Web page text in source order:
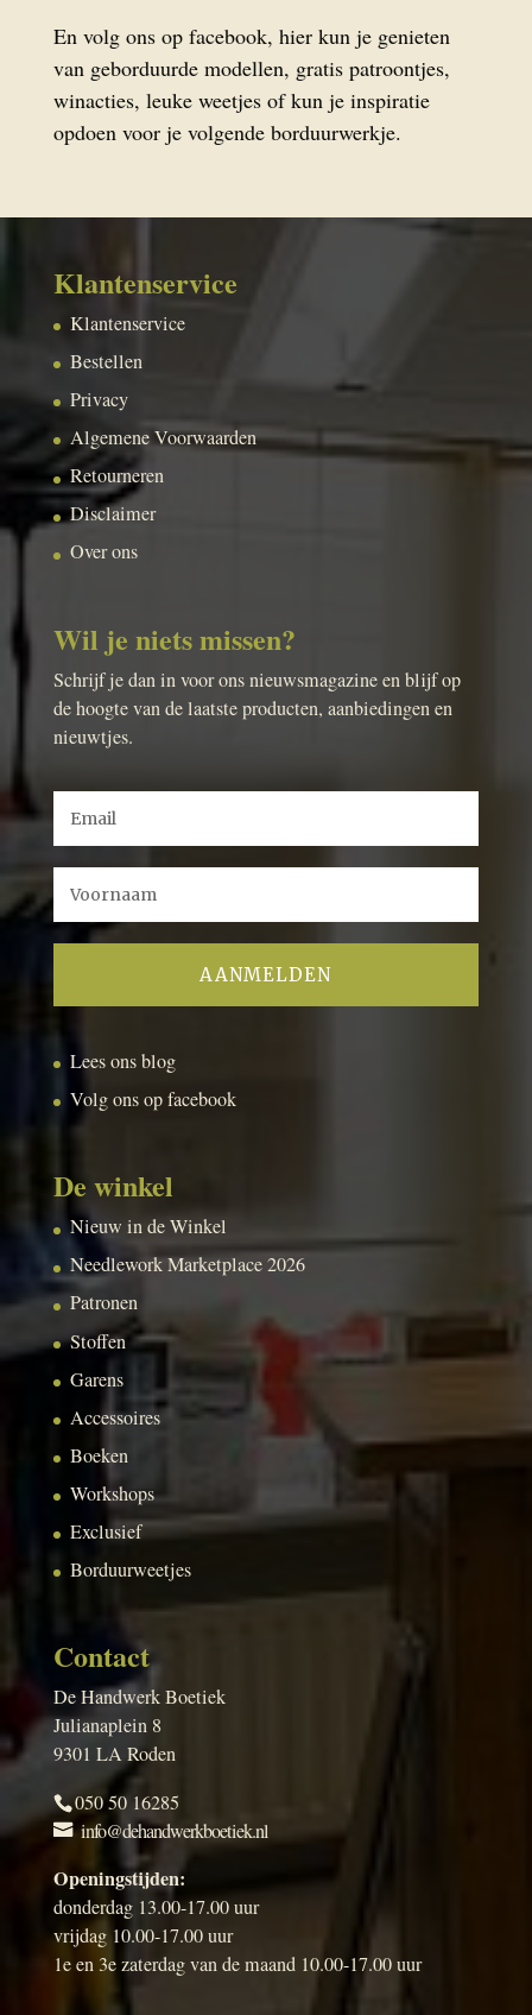
En volg ons op facebook, hier kun je genieten
van geborduurde modellen, gratis patroontjes,
winacties, leuke weetjes of kun je inspiratie
opdoen voor je volgende borduurwerkje.
Klantenservice
Klantenservice
Bestellen
Privacy
Algemene Voorwaarden
Retourneren
Disclaimer
Over ons
Wil je niets missen?
Schrijf je dan in voor ons nieuwsmagazine en blijf op
de hoogte van de laatste producten, aanbiedingen en
nieuwtjes.
Lees ons blog
Volg ons op facebook
De winkel
Nieuw in de Winkel
Needlework Marketplace 2026
Patronen
Stoffen
Garens
Accessoires
Boeken
Workshops
Exclusief
Borduurweetjes
Contact
De Handwerk Boetiek
Julianaplein 8
9301 LA Roden
050 50 16285
info@dehandwerkboetiek.nl
Openingstijden:
donderdag 13.00-17.00 uur
vrijdag 10.00-17.00 uur
1e en 3e zaterdag van de maand 10.00-17.00 uur